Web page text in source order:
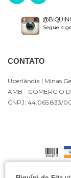
Segue a
CONTATO
Uberlândia | Minas
AMB - COMERCIO
CNPJ: 44.065.833/